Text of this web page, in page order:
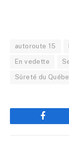
autoroute 15
En vedette
Sûreté du